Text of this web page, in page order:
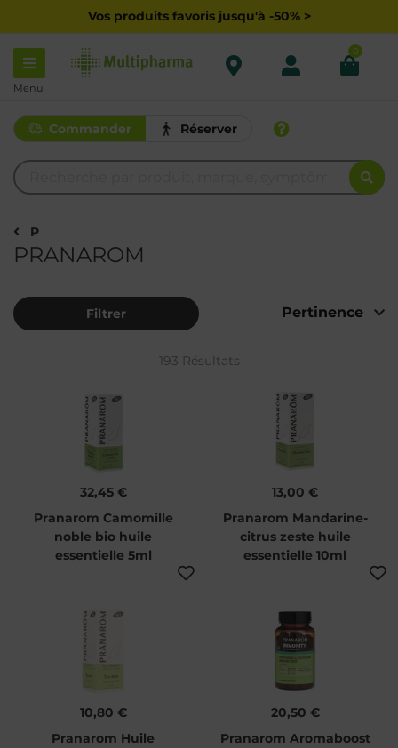
Vos produits favoris jusqu'à -50% >
Menu
0
Commander Réserver
P
PRANAROM
Filtrer
193 Résultats
32,45 €
Pranarom Camomille
noble bio huile
essentielle 5ml
13,00 €
Pranarom Mandarine-
citrus zeste huile
essentielle 10ml
10,80 €
Pranarom Huile
20,50 €
Pranarom Aromaboost